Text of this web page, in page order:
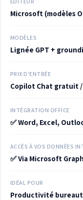
Microsoft (modèles
MODÈLES
Lignée GPT +
PRIX D'ENTRÉE
Copilot Chat gratuit
INTÉGRATION OFFICE
✅ Word, Excel,
ACCÈS À VOS DONNÉES
✅ Via Microsoft
IDÉAL POUR
Productivité